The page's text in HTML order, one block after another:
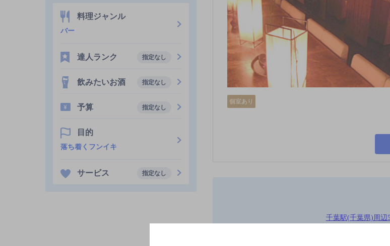
個室あり
千葉駅(千葉県)周辺
料理ジャンル
バー
達人ランク 指定なし
飲みたいお酒 指定なし
予算 指定なし
目的
落ち着くフンイキ
サービス 指定なし